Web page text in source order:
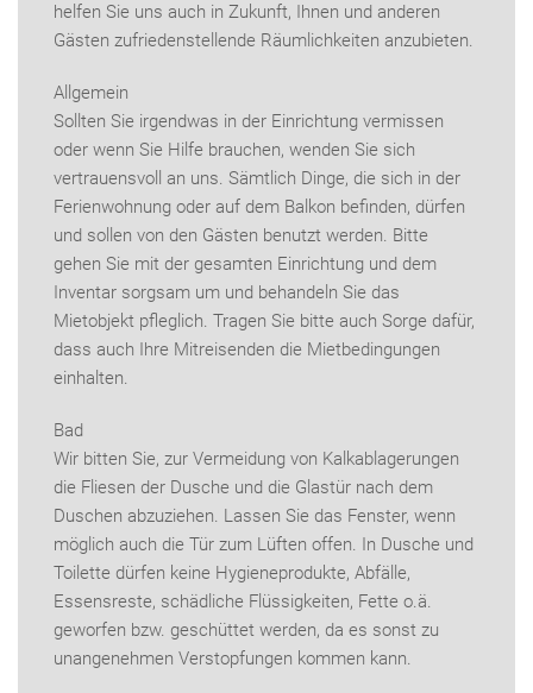
helfen Sie uns auch in Zukunft, Ihnen und anderen
Gästen zufriedenstellende Räumlichkeiten anzubieten.
Allgemein
Sollten Sie irgendwas in der Einrichtung vermissen
oder wenn Sie Hilfe brauchen, wenden Sie sich
vertrauensvoll an uns. Sämtlich Dinge, die sich in der
Ferienwohnung oder auf dem Balkon befinden, dürfen
und sollen von den Gästen benutzt werden. Bitte
gehen Sie mit der gesamten Einrichtung und dem
Inventar sorgsam um und behandeln Sie das
Mietobjekt pfleglich. Tragen Sie bitte auch Sorge dafür,
dass auch Ihre Mitreisenden die Mietbedingungen
einhalten.
Bad
Wir bitten Sie, zur Vermeidung von Kalkablagerungen
die Fliesen der Dusche und die Glastür nach dem
Duschen abzuziehen. Lassen Sie das Fenster, wenn
möglich auch die Tür zum Lüften offen. In Dusche und
Toilette dürfen keine Hygieneprodukte, Abfälle,
Essensreste, schädliche Flüssigkeiten, Fette o.ä.
geworfen bzw. geschüttet werden, da es sonst zu
unangenehmen Verstopfungen kommen kann.